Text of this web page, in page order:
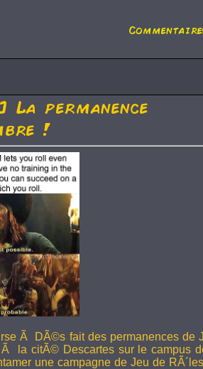
permanence
!
Ã DÃ©s fait des permanences de
la citÃ© Descartes sur le campus
une campagne de Jeu de